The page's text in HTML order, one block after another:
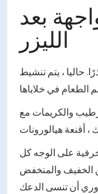
بعد
الليزر
حاليا ، يتم تنشيط
والكريمات مع
على الوجه كل
الخفيف والمنخفض
أن تنسى الدعك